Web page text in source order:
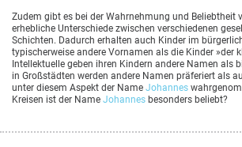
Zudem gibt es bei der Wahrnehmung und Beliebtheit
erhebliche Unterschiede zwischen verschiedenen
Schichten. Dadurch erhalten auch Kinder im
typischerweise andere Vornamen als die Kinder »der
Intellektuelle geben ihren Kindern andere Namen als
in Großstädten werden andere Namen präferiert als
unter diesem Aspekt der Name Johannes
Kreisen ist der Name Johannes besonders beliebt?